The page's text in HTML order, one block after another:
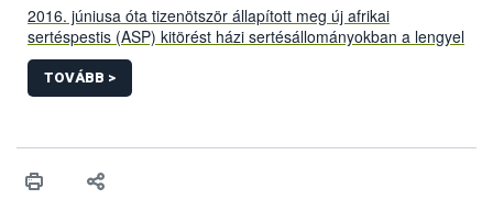
2016. júniusa óta tizenötször állapított meg új afrikai
sertéspestis (ASP) kitörést házi sertésállományokban a lengyel
állategészségügyi hatóság. Az újabb megbetegedések nagy
valószínűség szerint az illegális sertésszállításokra vezethetők
vissza. A lengyel esetek ismét rámutatnak az
TOVÁBB >